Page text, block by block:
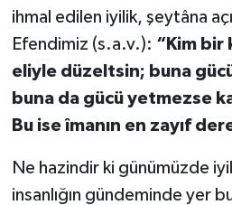
ihmal edilen iyilik, şeytâna
Efendimiz (s.a.v.): “Kim bir
eliyle düzeltsin; buna
buna da gücü yetmezse
Bu ise îmanın en zayıf
Ne hazindir ki günümüzde
insanlığın gündeminde yer